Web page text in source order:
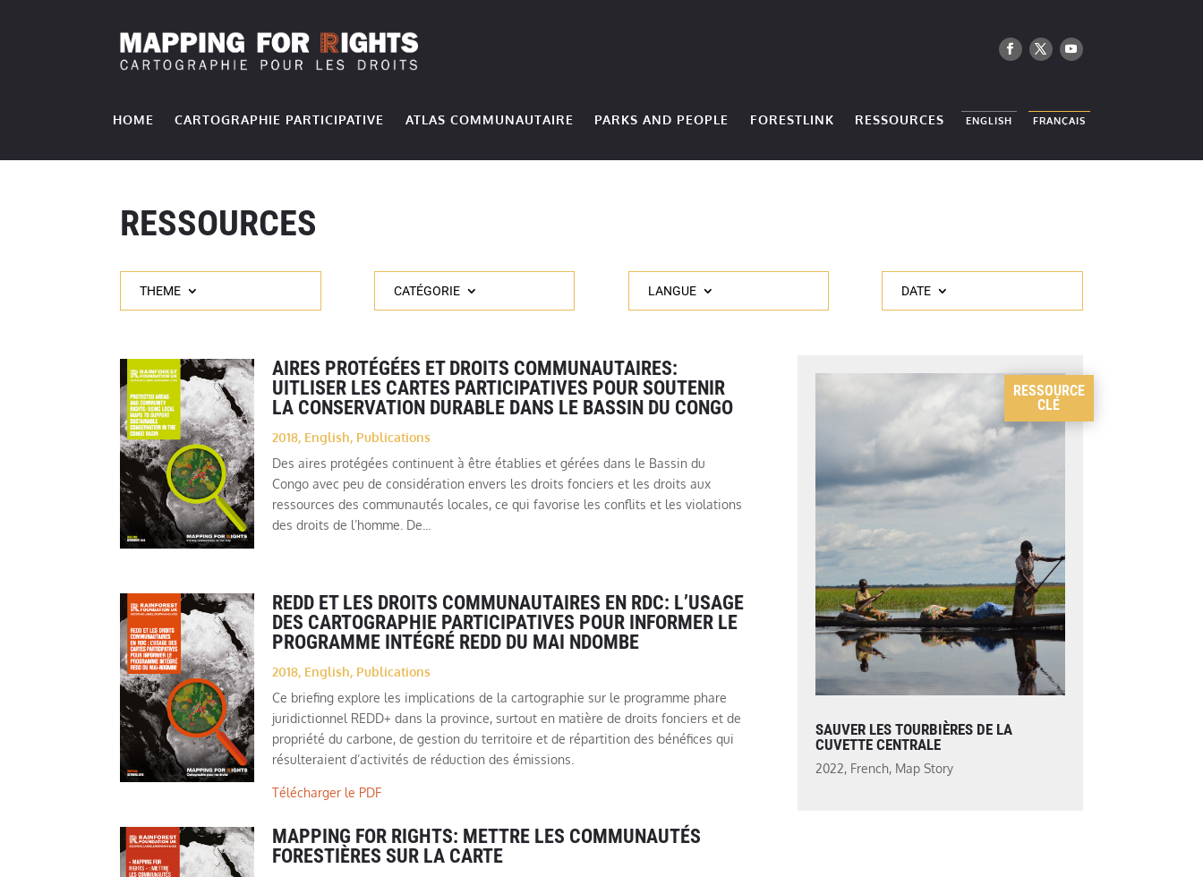
HOME CARTOGRAPHIE PARTICIPATIVE ATLAS COMMUNAUTAIRE PARKS AND PEOPLE FORESTLINK RESSOURCES ENGLISH FRANÇAIS
RESSOURCES
THEME CATÉGORIE LANGUE DATE
AIRES PROTÉGÉES ET DROITS COMMUNAUTAIRES:
UITLISER LES CARTES PARTICIPATIVES POUR SOUTENIR
LA CONSERVATION DURABLE DANS LE BASSIN DU CONGO
2018, English, Publications
Des aires protégées continuent à être établies et gérées dans le Bassin du
Congo avec peu de considération envers les droits fonciers et les droits aux
ressources des communautés locales, ce qui favorise les conflits et les violations
des droits de l’homme. De...
REDD ET LES DROITS COMMUNAUTAIRES EN RDC: L’USAGE
DES CARTOGRAPHIE PARTICIPATIVES POUR INFORMER LE
PROGRAMME INTÉGRÉ REDD DU MAI NDOMBE
2018, English, Publications
Ce briefing explore les implications de la cartographie sur le programme phare
juridictionnel REDD+ dans la province, surtout en matière de droits fonciers et de
propriété du carbone, de gestion du territoire et de répartition des bénéfices qui
résulteraient d’activités de réduction des émissions.
Télécharger le PDF
MAPPING FOR RIGHTS: METTRE LES COMMUNAUTÉS
FORESTIÈRES SUR LA CARTE
SAUVER LES TOURBIÈRES DE LA
CUVETTE CENTRALE
2022, French, Map Story
RESSOURCE
CLÉ